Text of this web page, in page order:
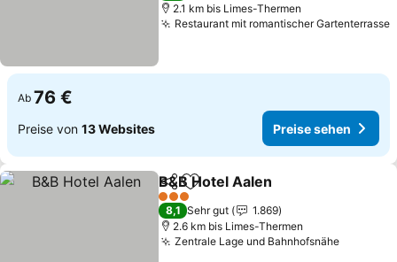
2.1 km bis Limes-Thermen
Restaurant mit romantischer Gartenterrasse
Ab 76 €
Preise von 13 Websites Preise sehen
TeilenZu Favoriten hinzufügen
B&B Hotel Aalen
3 Sterne
8,1 Sehr gut
1.869
2.6 km bis Limes-Thermen
Zentrale Lage und BahnhofsnähePreise